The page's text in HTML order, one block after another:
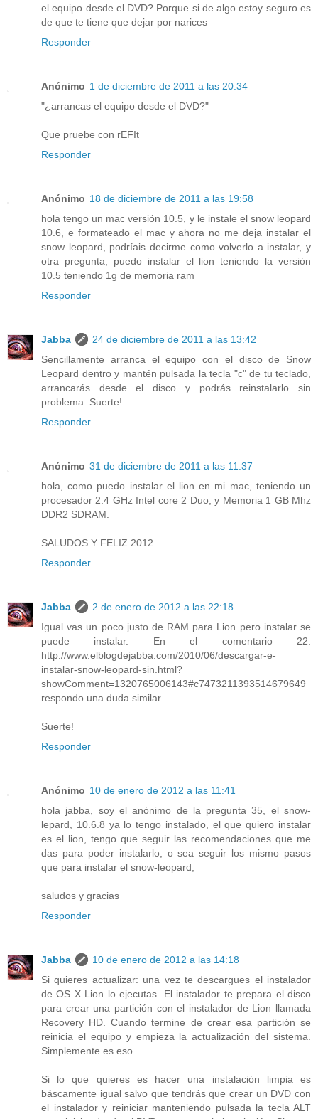
el equipo desde el DVD? Porque si de algo estoy seguro es
de que te tiene que dejar por narices
Responder
Anónimo 1 de diciembre de 2011 a las 20:34
"¿arrancas el equipo desde el DVD?"
Que pruebe con rEFIt
Responder
Anónimo 18 de diciembre de 2011 a las 19:58
hola tengo un mac versión 10.5, y le instale el snow leopard
10.6, e formateado el mac y ahora no me deja instalar el
snow leopard, podríais decirme como volverlo a instalar, y
otra pregunta, puedo instalar el lion teniendo la versión
10.5 teniendo 1g de memoria ram
Responder
Jabba
24 de diciembre de 2011 a las 13:42
Sencillamente arranca el equipo con el disco de Snow
Leopard dentro y mantén pulsada la tecla "c" de tu teclado,
arrancarás desde el disco y podrás reinstalarlo sin
problema. Suerte!
Responder
Anónimo 31 de diciembre de 2011 a las 11:37
hola, como puedo instalar el lion en mi mac, teniendo un
procesador 2.4 GHz Intel core 2 Duo, y Memoria 1 GB Mhz
DDR2 SDRAM.
SALUDOS Y FELIZ 2012
Responder
Jabba
2 de enero de 2012 a las 22:18
Igual vas un poco justo de RAM para Lion pero instalar se
puede instalar. En el comentario 22:
http://www.elblogdejabba.com/2010/06/descargar-e-
instalar-snow-leopard-sin.html?
showComment=1320765006143#c7473211393514679649
respondo una duda similar.
Suerte!
Responder
Anónimo 10 de enero de 2012 a las 11:41
hola jabba, soy el anónimo de la pregunta 35, el snow-
lepard, 10.6.8 ya lo tengo instalado, el que quiero instalar
es el lion, tengo que seguir las recomendaciones que me
das para poder instalarlo, o sea seguir los mismo pasos
que para instalar el snow-leopard,
saludos y gracias
Responder
Jabba
10 de enero de 2012 a las 14:18
Si quieres actualizar: una vez te descargues el instalador
de OS X Lion lo ejecutas. El instalador te prepara el disco
para crear una partición con el instalador de Lion llamada
Recovery HD. Cuando termine de crear esa partición se
reinicia el equipo y empieza la actualización del sistema.
Simplemente es eso.
Si lo que quieres es hacer una instalación limpia es
báscamente igual salvo que tendrás que crear un DVD con
el instalador y reiniciar manteniendo pulsada la tecla ALT